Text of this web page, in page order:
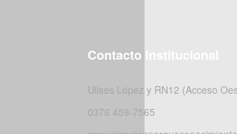
Contacto Institucional
Ulises López y RN12 (Acceso
0376 459-7565